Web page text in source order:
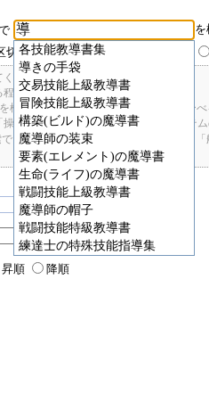
各技能教導書集
導きの手袋
交易技能上級教導書
冒険技能上級教導書
構築(ビルド)の魔導書
魔導師の装束
要素(エレメント)の魔導書
生命(ライフ)の魔導書
戦闘技能上級教導書
魔導師の帽子
戦闘技能特級教導書
練達士の特殊技能指導集
を
切ったキーワードのいずれかを含む
ださい。
度曖昧に検索できます。
検索したい場合: 「しゅばいつあーさー
舵+2」で検索すると、操舵+2のアイテム
きます。「カテ1」「C1」「ロット1」
D
昇順 降順